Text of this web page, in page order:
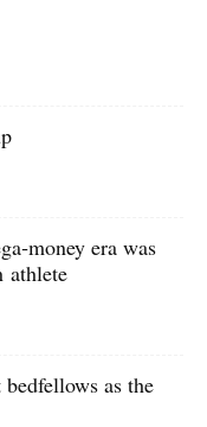
era was
athlete
as the